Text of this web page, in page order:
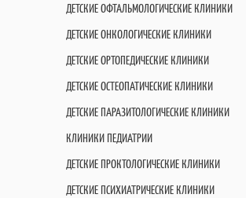
ДЕТСКИЕ ОФТАЛЬМОЛОГИЧЕСКИЕ КЛИНИКИ
ДЕТСКИЕ ОНКОЛОГИЧЕСКИЕ КЛИНИКИ
ДЕТСКИЕ ОРТОПЕДИЧЕСКИЕ КЛИНИКИ
ДЕТСКИЕ ОСТЕОПАТИЧЕСКИЕ КЛИНИКИ
ДЕТСКИЕ ПАРАЗИТОЛОГИЧЕСКИЕ КЛИНИКИ
КЛИНИКИ ПЕДИАТРИИ
ДЕТСКИЕ ПРОКТОЛОГИЧЕСКИЕ КЛИНИКИ
ДЕТСКИЕ ПСИХИАТРИЧЕСКИЕ КЛИНИКИ